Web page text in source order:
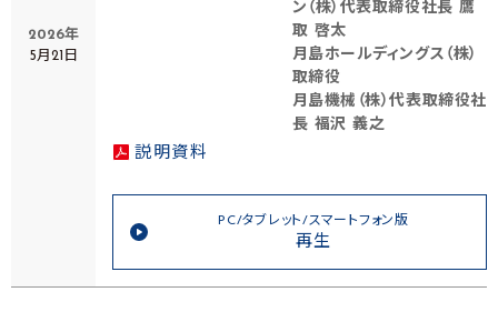
2026年
5月21日
ン（株）代表取締役社長 鷹
取 啓太
月島ホールディングス（株）
取締役
月島機械（株）代表取締役社
長 福沢 義之
説明資料
PC/タブレット/スマートフォン版
再生